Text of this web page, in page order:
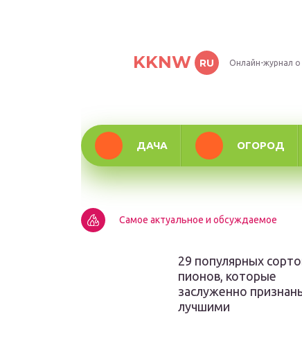
KKNW RU Онлайн-журнал о
ДАЧА ОГОРОД
Самое актуальное и обсуждаемое
29 популярных
пионов, которые
заслуженно
лучшими